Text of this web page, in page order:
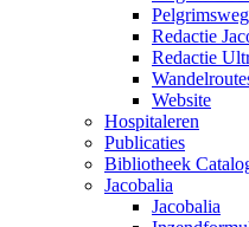
Redactie
Redactie
Website
Hospitaleren
Publicaties
Bibliotheek
Jacobalia
Jacobalia